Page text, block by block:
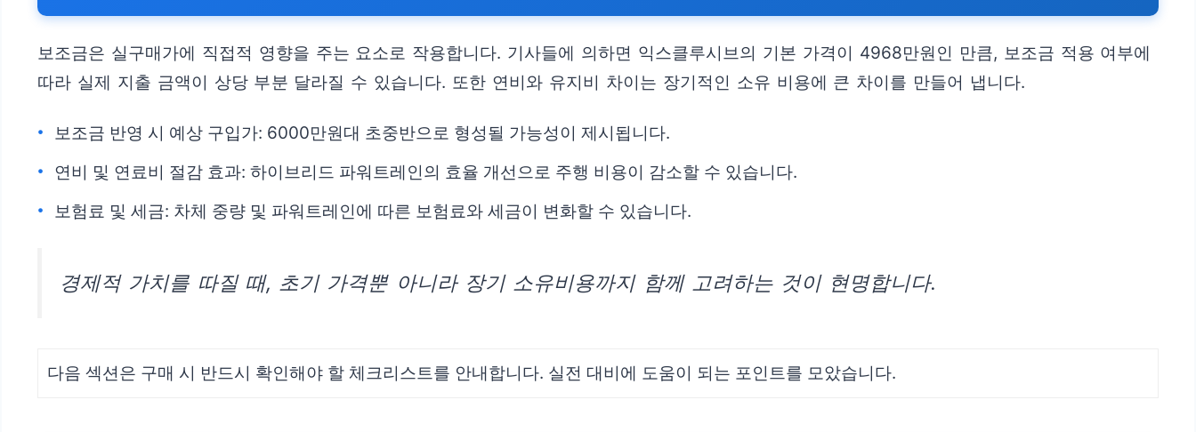
보조금은 실구매가에 직접적 영향을 주는 요소로 작용합니다. 기사들에 의하면 익스클루시브의 기본 가격이 4968만원인 만큼, 보조금 적용 여부에
따라 실제 지출 금액이 상당 부분 달라질 수 있습니다. 또한 연비와 유지비 차이는 장기적인 소유 비용에 큰 차이를 만들어 냅니다.
보조금 반영 시 예상 구입가: 6000만원대 초중반으로 형성될 가능성이 제시됩니다.
연비 및 연료비 절감 효과: 하이브리드 파워트레인의 효율 개선으로 주행 비용이 감소할 수 있습니다.
보험료 및 세금: 차체 중량 및 파워트레인에 따른 보험료와 세금이 변화할 수 있습니다.
경제적 가치를 따질 때, 초기 가격뿐 아니라 장기 소유비용까지 함께 고려하는 것이 현명합니다.
다음 섹션은 구매 시 반드시 확인해야 할 체크리스트를 안내합니다. 실전 대비에 도움이 되는 포인트를 모았습니다.